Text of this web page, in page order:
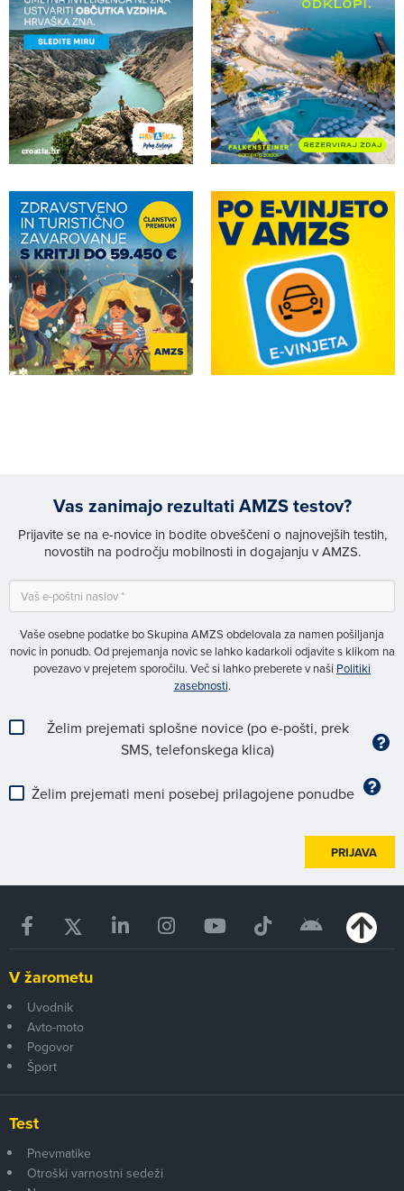
Vas zanimajo rezultati AMZS testov?
Prijavite se na e-novice in bodite obveščeni o najnovejših testih,
novostih na področju mobilnosti in dogajanju v AMZS.
Vaše osebne podatke bo Skupina AMZS obdelovala za namen pošiljanja
novic in ponudb. Od prejemanja novic se lahko kadarkoli odjavite s klikom na
povezavo v prejetem sporočilu. Več si lahko preberete v naši Politiki
zasebnosti.
Želim prejemati splošne novice (po e-pošti, prek
SMS, telefonskega klica)
Želim prejemati meni posebej prilagojene ponudbe
PRIJAVA
V žarometu
Uvodnik
Avto-moto
Pogovor
Šport
Test
Pnevmatike
Otroški varnostni sedeži